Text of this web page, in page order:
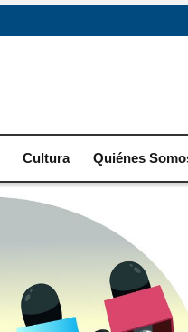
Cultura Quiénes